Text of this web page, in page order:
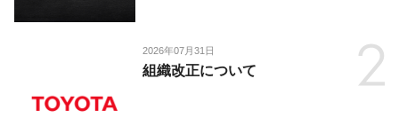
2026年07月31日
組織改正について